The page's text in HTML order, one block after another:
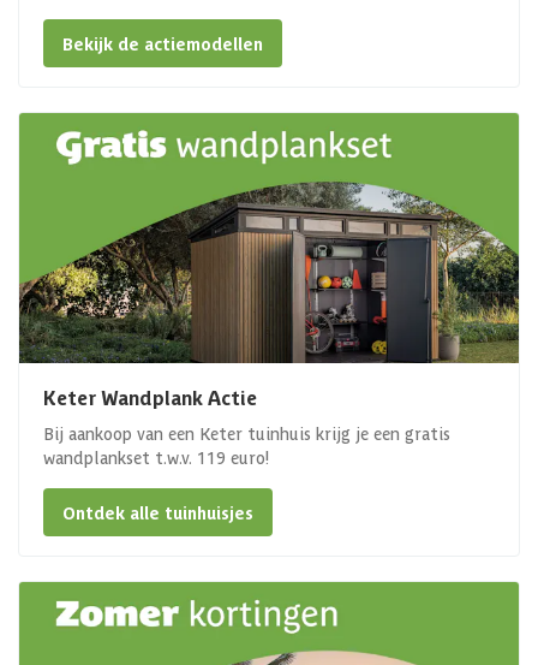
Bekijk de actiemodellen
Keter Wandplank Actie
Bij aankoop van een Keter tuinhuis krijg je een gratis
wandplankset t.w.v. 119 euro!
Ontdek alle tuinhuisjes